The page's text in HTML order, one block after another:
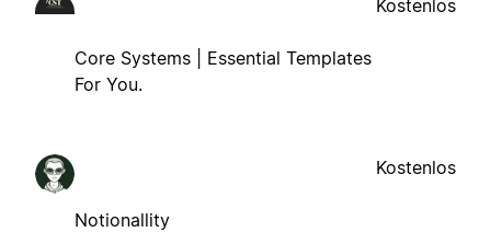
Core Systems | Essential Templates
For You.
Kostenlos
Notionallity
Kostenlos